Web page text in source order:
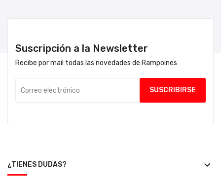
Suscripción a la Newsletter
Recibe por mail todas las novedades de Rampoines
¿TIENES DUDAS? keyboard_arrow_down